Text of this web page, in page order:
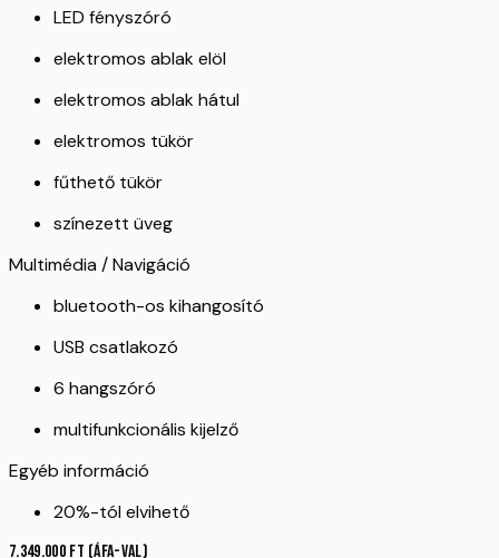
LED fényszóró
elektromos ablak elöl
elektromos ablak hátul
elektromos tükör
fűthető tükör
színezett üveg
Multimédia / Navigáció
bluetooth-os kihangosító
USB csatlakozó
6 hangszóró
multifunkcionális kijelző
Egyéb információ
20%-tól elvihető
7.349.000Ft (ÁFA-val)